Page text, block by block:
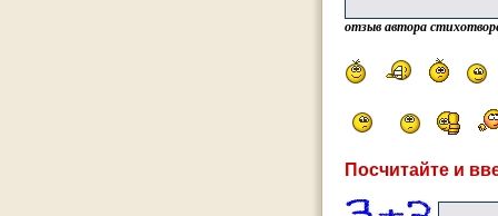
отзыв автора
Посчитайте и